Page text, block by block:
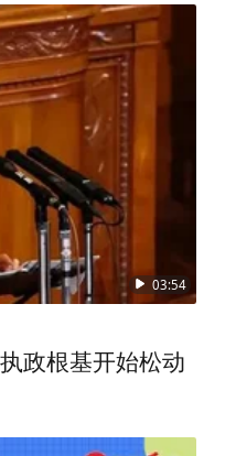
当年泛蓝阵营的
台湾选举体制所
看他宴宾客，眼
03:54
政根基开始松动